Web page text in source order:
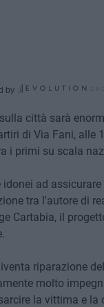
by
città sarà
di Via Fani, alle
i primi su scala
ad
tra l'autore di
Cartabia, il
riparazione
molto
la vittima e